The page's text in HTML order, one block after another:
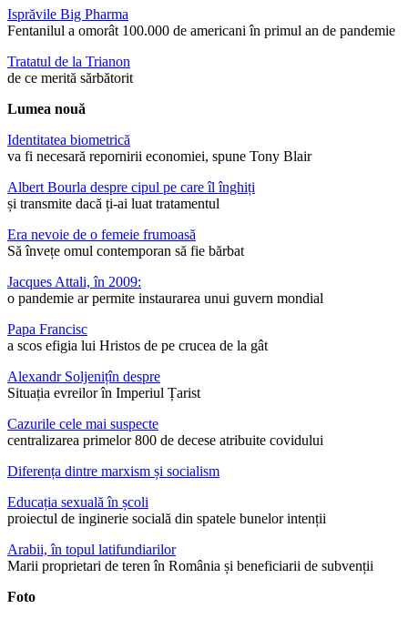
Isprăvile Big Pharma
Fentanilul a omorât 100.000 de americani în primul an de pandemie
Tratatul de la Trianon
de ce merită sărbătorit
Lumea nouă
Identitatea biometrică
va fi necesară repornirii economiei, spune Tony Blair
Albert Bourla despre cipul pe care îl înghiți
și transmite dacă ți-ai luat tratamentul
Era nevoie de o femeie frumoasă
Să învețe omul contemporan să fie bărbat
Jacques Attali, în 2009:
o pandemie ar permite instaurarea unui guvern mondial
Papa Francisc
a scos efigia lui Hristos de pe crucea de la gât
Alexandr Soljenițîn despre
Situația evreilor în Imperiul Țarist
Cazurile cele mai suspecte
centralizarea primelor 800 de decese atribuite covidului
Diferența dintre marxism și socialism
Educația sexuală în școli
proiectul de inginerie socială din spatele bunelor intenții
Arabii, în topul latifundiarilor
Marii proprietari de teren în România și beneficiarii de subvenții
Foto